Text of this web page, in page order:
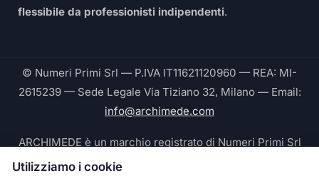
flessibile da professionisti indipendenti.
© Numeri Primi Srl — P.IVA IT11621120960 — REA: MI-
2615239 — Sede Legale Via Tiziano 32, Milano — Email:
info@archimede.com
ARCHIMEDE è un marchio registrato di Numeri Primi Srl
Le fotografie pubblicate su questo sito ritraggono
Utilizziamo i cookie